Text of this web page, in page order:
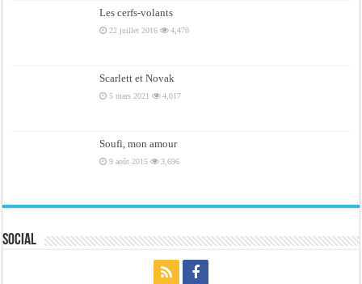
Les cerfs-volants
22 juillet 2016 4,470
Scarlett et Novak
5 mars 2021 4,017
Soufi, mon amour
9 août 2015 3,696
Social